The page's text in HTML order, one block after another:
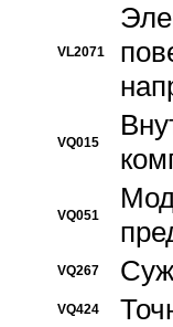
VL2071
VQ015
VQ051
VQ267
VQ424